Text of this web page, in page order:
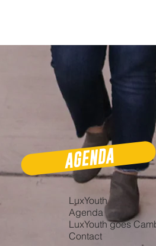
AGENDA
LuxYouth
Agenda
LuxYouth goes
Contact